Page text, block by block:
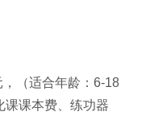
（适合年龄：6-18
课课本费、练功器